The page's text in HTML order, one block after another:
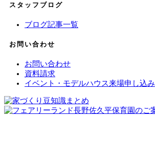
スタッフブログ
ブログ記事一覧
お問い合わせ
お問い合わせ
資料請求
イベント・モデルハウス来場申し込み